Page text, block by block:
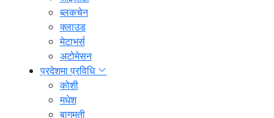
ब्लकचेन
क्लाउड
मेटाभर्स
अटोमेसन
प्रदेशमा प्रविधि
कोशी
मधेश
बागमती